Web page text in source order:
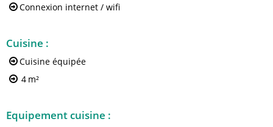
Connexion internet / wifi
Cuisine :
Cuisine équipée
4 m²
Equipement cuisine :